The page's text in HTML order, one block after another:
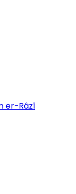
er-Râzî